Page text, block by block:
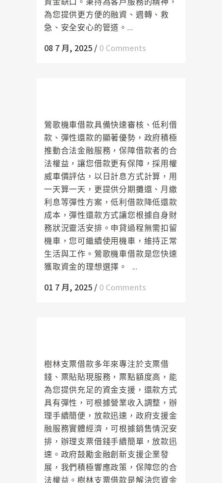
為您提供更方便的融資、週轉、救
急、安全安心的管道。...
08 7 月, 2025 / 0 Comments
鶯歌機車借款具備快速審核、低利借
款、彈性還款的顯著優勢，政府積極
推動合法金融服務，保障借款者的合
法權益，讓您借款更有保障，採用權
威車價評估，以日計息方式計算，用
一天算一天，更提供分期攤還、月繳
利息等彈性方案，低利借款降低還款
成本，彈性還款方式讓您根據自身財
務狀況靈活安排。申貸過程無需扣留
機車，您可繼續使用機車，維持正常
生活與工作。鶯歌機車借款是您快速
獲取資金的理想選擇。 ...
01 7 月, 2025 / 0 Comments
樹林支票借款多年來專注於支票借
錢、票貼貼現服務，票點額度高，能
為您提供充足的資金支援，還款方式
具有彈性，可根據營業收入調整，辦
理手續簡便，放款迅速，政府支援金
融服務實體經濟，可根據銷售情況安
排，辦理支票借錢手續簡單，放款迅
速。政府鼓勵金融創新支援企業發
展，我們積極響應政策，保障您的合
法權益。樹林支票借款是解決您資金